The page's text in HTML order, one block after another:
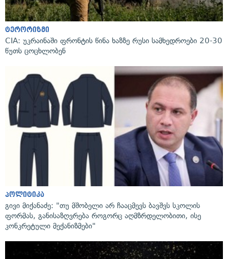
ტერორიზმი
CIA: უკრაინაში ფრონტის წინა ხაზზე რუსი სამხედროები 20-30
წუთს ცოცხლობენ
პოლიტიკა
გივი მიქანაძე: "თუ მშობელი არ ჩააცმევს ბავშვს სკოლის
ფორმას, განისაზღვრება როგორც აღმზრდელობითი, ისე
კონკრეტული მექანიზმები"